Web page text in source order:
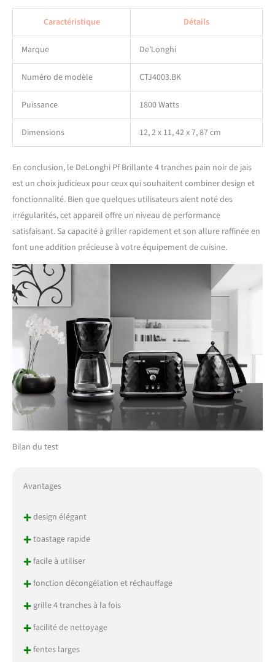
Caractéristique Détails
Marque De’Longhi
Numéro de modèle CTJ4003.BK
Puissance 1800 Watts
Dimensions 12, 2 x 11, 42 x 7, 87 cm
En conclusion, le DeLonghi Pf Brillante 4 tranches pain noir de jais
est un choix judicieux pour ceux qui souhaitent combiner design et
fonctionnalité. Bien que quelques utilisateurs aient noté des
irrégularités, cet appareil offre un niveau de performance
satisfaisant. Sa capacité à griller rapidement et son allure raffinée en
font une addition précieuse à votre équipement de cuisine.
Bilan du test
Avantages
+design élégant
+toastage rapide
+facile à utiliser
+fonction décongélation et réchauffage
+grille 4 tranches à la fois
+facilité de nettoyage
+fentes larges